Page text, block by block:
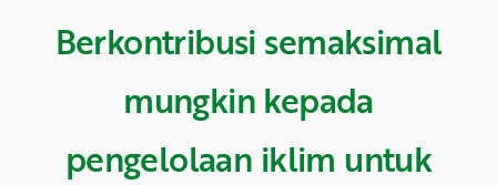
Berkontribusi semaksimal
mungkin kepada
pengelolaan iklim untuk